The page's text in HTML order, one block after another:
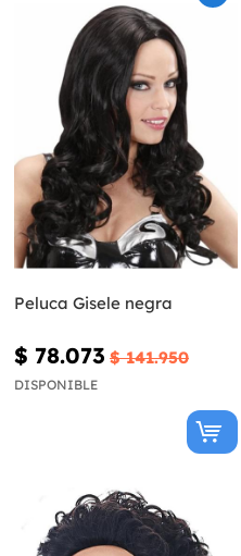
Peluca Gisele negra
$ 78.073 $ 141.950
DISPONIBLE